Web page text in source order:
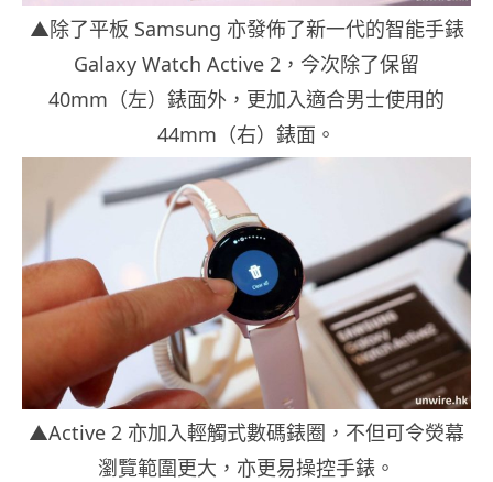
▲除了平板 Samsung 亦發佈了新一代的智能手錶
Galaxy Watch Active 2，今次除了保留
40mm（左）錶面外，更加入適合男士使用的
44mm（右）錶面。
▲Active 2 亦加入輕觸式數碼錶圈，不但可令熒幕
瀏覽範圍更大，亦更易操控手錶。